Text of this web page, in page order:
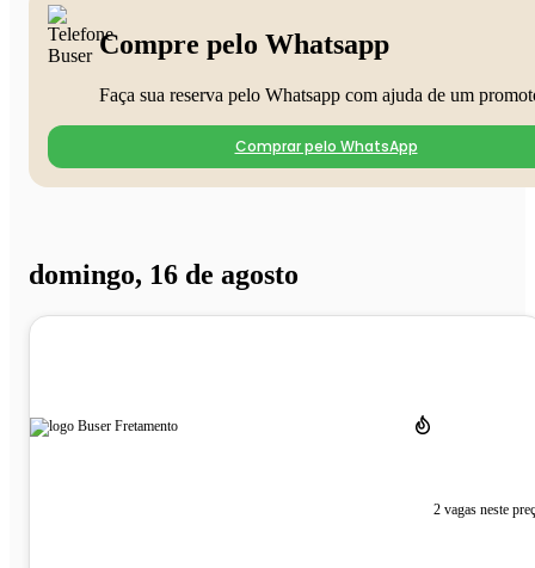
Compre pelo Whatsapp
Faça sua reserva pelo Whatsapp com ajuda de um
Comprar pelo WhatsApp
domingo, 16 de agosto
2 vagas neste